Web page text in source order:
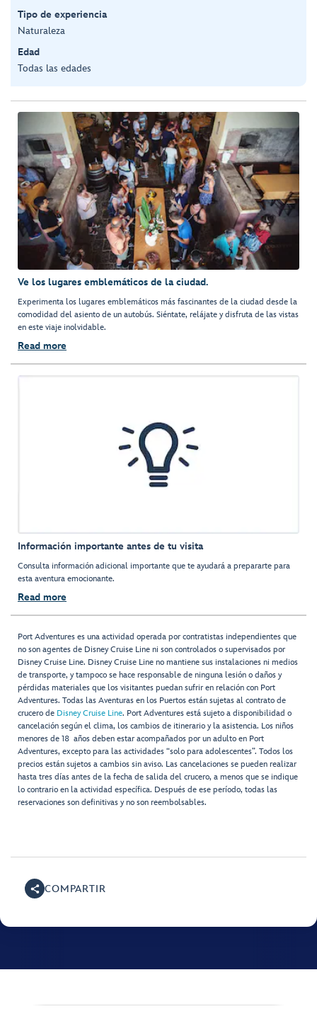
Tipo de experiencia
Naturaleza
Edad
Todas las edades
Ve los lugares emblemáticos de la ciudad.
Experimenta los lugares emblemáticos más fascinantes de la ciudad desde la
comodidad del asiento de un autobús. Siéntate, relájate y disfruta de las vistas
en este viaje inolvidable.
Read more
Información importante antes de tu visita
Consulta información adicional importante que te ayudará a prepararte para
esta aventura emocionante.
Read more
Port Adventures es una actividad operada por contratistas independientes que
no son agentes de Disney Cruise Line ni son controlados o supervisados por
Disney Cruise Line. Disney Cruise Line no mantiene sus instalaciones ni medios
de transporte, y tampoco se hace responsable de ninguna lesión o daños y
pérdidas materiales que los visitantes puedan sufrir en relación con Port
Adventures. Todas las Aventuras en los Puertos están sujetas al contrato de
crucero de Disney Cruise Line. Port Adventures está sujeto a disponibilidad o
cancelación según el clima, los cambios de itinerario y la asistencia. Los niños
menores de 18 años deben estar acompañados por un adulto en Port
Adventures, excepto para las actividades “solo para adolescentes”. Todos los
precios están sujetos a cambios sin aviso. Las cancelaciones se pueden realizar
hasta tres días antes de la fecha de salida del crucero, a menos que se indique
lo contrario en la actividad específica. Después de ese período, todas las
reservaciones son definitivas y no son reembolsables.
COMPARTIR